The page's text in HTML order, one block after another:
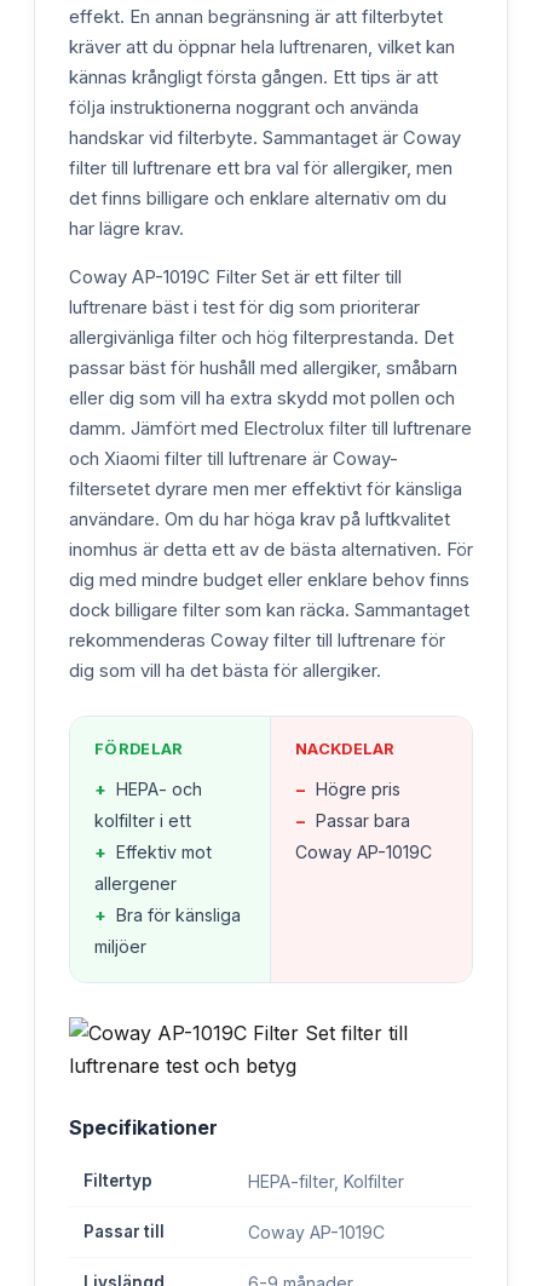
effekt. En annan begränsning är att filterbytet
kräver att du öppnar hela luftrenaren, vilket kan
kännas krångligt första gången. Ett tips är att
följa instruktionerna noggrant och använda
handskar vid filterbyte. Sammantaget är Coway
filter till luftrenare ett bra val för allergiker, men
det finns billigare och enklare alternativ om du
har lägre krav.
Coway AP-1019C Filter Set är ett filter till
luftrenare bäst i test för dig som prioriterar
allergivänliga filter och hög filterprestanda. Det
passar bäst för hushåll med allergiker, småbarn
eller dig som vill ha extra skydd mot pollen och
damm. Jämfört med Electrolux filter till luftrenare
och Xiaomi filter till luftrenare är Coway-
filtersetet dyrare men mer effektivt för känsliga
användare. Om du har höga krav på luftkvalitet
inomhus är detta ett av de bästa alternativen. För
dig med mindre budget eller enklare behov finns
dock billigare filter som kan räcka. Sammantaget
rekommenderas Coway filter till luftrenare för
dig som vill ha det bästa för allergiker.
FÖRDELAR
+ HEPA- och
kolfilter i ett
+ Effektiv mot
allergener
+ Bra för känsliga
miljöer
NACKDELAR
− Högre pris
− Passar bara
Coway AP-1019C
Specifikationer
Filtertyp HEPA-filter, Kolfilter
Passar till Coway AP-1019C